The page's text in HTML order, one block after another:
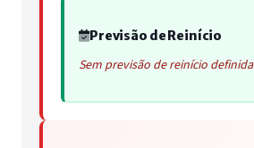
Previsão de Reinício
Sem previsão de reinício definida